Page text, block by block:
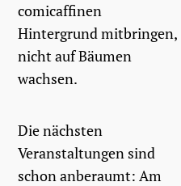
comicaffinen
Hintergrund mitbringen,
nicht auf Bäumen
wachsen.
Die nächsten
Veranstaltungen sind
schon anberaumt: Am